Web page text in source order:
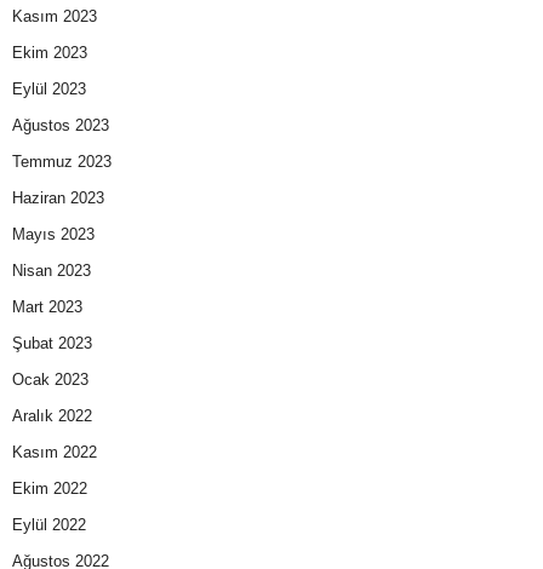
Kasım 2023
Ekim 2023
Eylül 2023
Ağustos 2023
Temmuz 2023
Haziran 2023
Mayıs 2023
Nisan 2023
Mart 2023
Şubat 2023
Ocak 2023
Aralık 2022
Kasım 2022
Ekim 2022
Eylül 2022
Ağustos 2022